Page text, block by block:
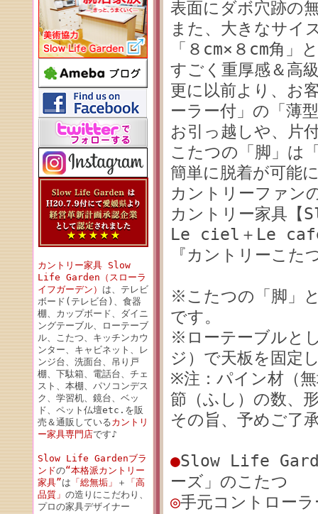
カントリー家具 Slow
Life Garden（スローラ
イフガーデン） は、テレビ
ボード(テレビ台)、食器
棚、カップボード、ダイニ
ングテーブル、ローテーブ
ル、こたつ、キッチンカウ
ンター、キャビネット、レ
ンジ台、洗面台、吊り戸
棚、下駄箱、電話台、チェ
スト、本棚、パソコンデス
ク、学習机、鏡台、ベッ
ド、ペット仏壇etc.を販
売＆通販しているカントリ
ー家具専門店です♪
Slow Life Gardenブラ
ンドの“本格派カントリー
家具”は 「総無垢」 ＋
「高
品質」 の造りにこだわり、
プロの家具デザイナー
表面にダボ穴跡の
また、大きなサイ
「８cm×８cm角」
すごく重厚感＆高
更に以前より、お
ーラー付」の「薄
お引っ越しや、片
こたつの「脚」は
簡単に脱着が可能
カントリーファン
カントリー家具
Le ciel＋Le cafe
『カントリーこた
※こたつの「脚」
です。
※ローテーブルと
ジ）で天板を固定
※注：パイン材（
節（ふし）の数、
その旨、予めご了
●Slow Life
ーズ」のこたつ
◎手元コントロー